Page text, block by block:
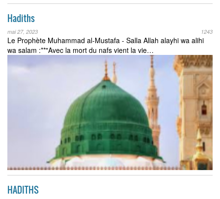
Hadiths
mai 27, 2023 1243
Le Prophète Muhammad al-Mustafa - Salla Allah alayhi wa alihi
wa salam :**"Avec la mort du nafs vient la vie…
HADITHS